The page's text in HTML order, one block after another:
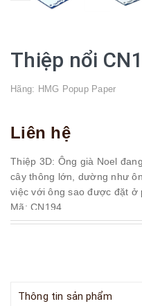
Thiệp nổi
Hãng: HMG Popup Paper
Liên hệ
Thiệp 3D: Ông già Noel
cây thông lớn, dường như
việc với ông sao được đặt ở
Mã: CN194
Size: 15x15 cm
Thông tin sản phẩm